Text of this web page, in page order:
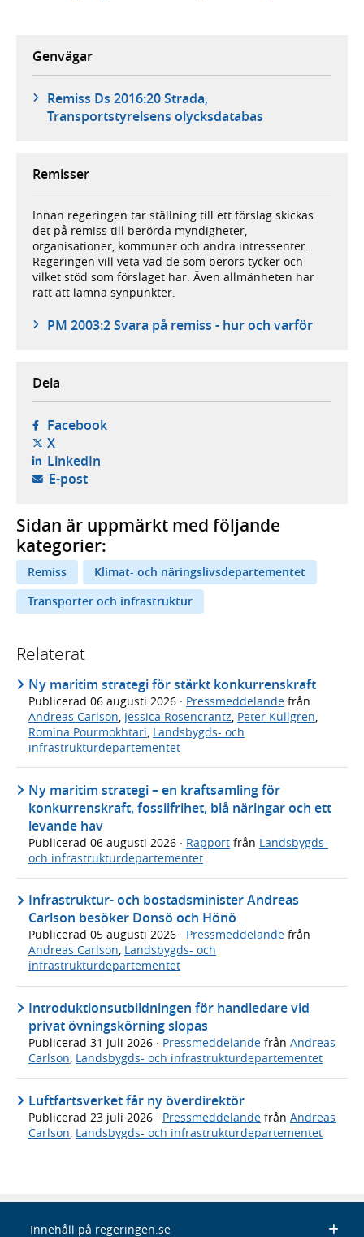
Genvägar
Remiss Ds 2016:20 Strada,
Transportstyrelsens olycksdatabas
Remisser
Innan regeringen tar ställning till ett förslag skickas
det på remiss till berörda myndigheter,
organisationer, kommuner och andra intressenter.
Regeringen vill veta vad de som berörs tycker och
vilket stöd som förslaget har. Även allmänheten har
rätt att lämna synpunkter.
PM 2003:2 Svara på remiss - hur och varför
Dela
Facebook- öppnas i ny flik, extern webbplats,
X- öppnas i ny flik, extern webbplats,
LinkedIn- öppnas i ny flik, extern webbplats,
E-post- öppnar din e-postklient,
Sidan är uppmärkt med följande
kategorier:
Remiss
Klimat- och näringslivsdepartementet
Transporter och infrastruktur
Relaterat
Ny maritim strategi för stärkt konkurrenskraft
Publicerad 06 augusti 2026 · Pressmeddelande från
Andreas Carlson, Jessica Rosencrantz, Peter Kullgren,
Romina Pourmokhtari, Landsbygds- och
infrastrukturdepartementet
Ny maritim strategi – en kraftsamling för
konkurrenskraft, fossilfrihet, blå näringar och ett
levande hav
Publicerad 06 augusti 2026 · Rapport från Landsbygds-
och infrastrukturdepartementet
Infrastruktur- och bostadsminister Andreas
Carlson besöker Donsö och Hönö
Publicerad 05 augusti 2026 · Pressmeddelande från
Andreas Carlson, Landsbygds- och
infrastrukturdepartementet
Introduktionsutbildningen för handledare vid
privat övningskörning slopas
Publicerad 31 juli 2026 · Pressmeddelande från Andreas
Carlson, Landsbygds- och infrastrukturdepartementet
Luftfartsverket får ny överdirektör
Publicerad 23 juli 2026 · Pressmeddelande från Andreas
Carlson Landsbygds- och infrastrukturdepartementet
Innehåll på regeringen.se